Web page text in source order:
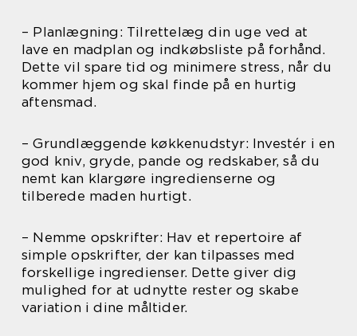
– Planlægning: Tilrettelæg din uge ved at
lave en madplan og indkøbsliste på forhånd.
Dette vil spare tid og minimere stress, når du
kommer hjem og skal finde på en hurtig
aftensmad.
– Grundlæggende køkkenudstyr: Investér i en
god kniv, gryde, pande og redskaber, så du
nemt kan klargøre ingredienserne og
tilberede maden hurtigt.
– Nemme opskrifter: Hav et repertoire af
simple opskrifter, der kan tilpasses med
forskellige ingredienser. Dette giver dig
mulighed for at udnytte rester og skabe
variation i dine måltider.